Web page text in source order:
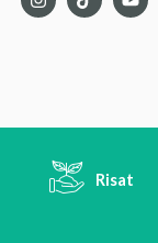
Risat